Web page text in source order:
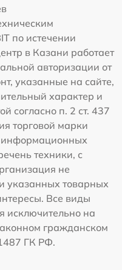
по истечении
в Казани работает
авторизации от
указанные на сайте,
характер и
согласно п. 2 ст. 437
торговой марки
информационных
техники, с
не
указанных товарных
Все виды
исключительно на
гражданском
1487 ГК РФ.